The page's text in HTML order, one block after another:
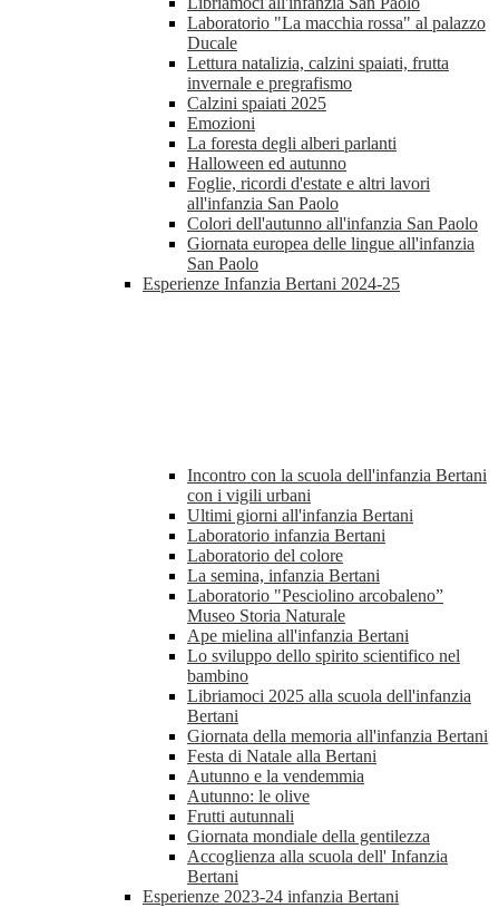
Laboratorio "La macchia rossa" al palazzo
Ducale
Lettura natalizia, calzini spaiati, frutta
invernale e pregrafismo
Calzini spaiati 2025
Emozioni
La foresta degli alberi parlanti
Halloween ed autunno
Foglie, ricordi d'estate e altri lavori
all'infanzia San Paolo
Colori dell'autunno all'infanzia San Paolo
Giornata europea delle lingue all'infanzia
San Paolo
Esperienze Infanzia Bertani 2024-25
Incontro con la scuola dell'infanzia Bertani
con i vigili urbani
Ultimi giorni all'infanzia Bertani
Laboratorio infanzia Bertani
Laboratorio del colore
La semina, infanzia Bertani
Laboratorio "Pesciolino arcobaleno”
Museo Storia Naturale
Ape mielina all'infanzia Bertani
Lo sviluppo dello spirito scientifico nel
bambino
Libriamoci 2025 alla scuola dell'infanzia
Bertani
Giornata della memoria all'infanzia Bertani
Festa di Natale alla Bertani
Autunno e la vendemmia
Autunno: le olive
Frutti autunnali
Giornata mondiale della gentilezza
Accoglienza alla scuola dell' Infanzia
Bertani
Esperienze 2023-24 infanzia Bertani